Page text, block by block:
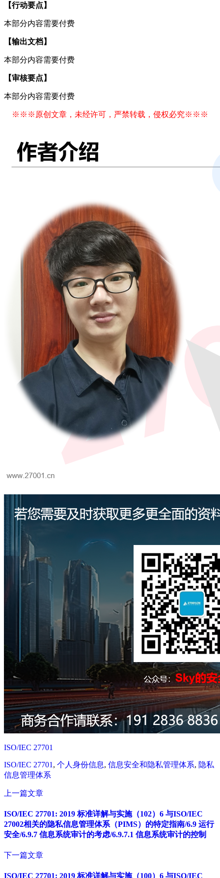
【行动要点】
本部分内容需要付费
【输出文档】
本部分内容需要付费
【审核要点】
本部分内容需要付费
※※※原创文章，未经许可，严禁转载，侵权必究※※※
ISO/IEC 27701
ISO/IEC 27701 , 个人身份信息, 信息安全和隐私管理体系, 隐私
信息管理体系
上一篇文章
ISO/IEC 27701: 2019 标准详解与实施（102）6 与ISO/IEC
27002相关的隐私信息管理体系（PIMS）的特定指南/6.9 运行
安全/6.9.7 信息系统审计的考虑/6.9.7.1 信息系统审计的控制
下一篇文章
ISO/IEC 27701: 2019 标准详解与实施（100）6 与ISO/IEC